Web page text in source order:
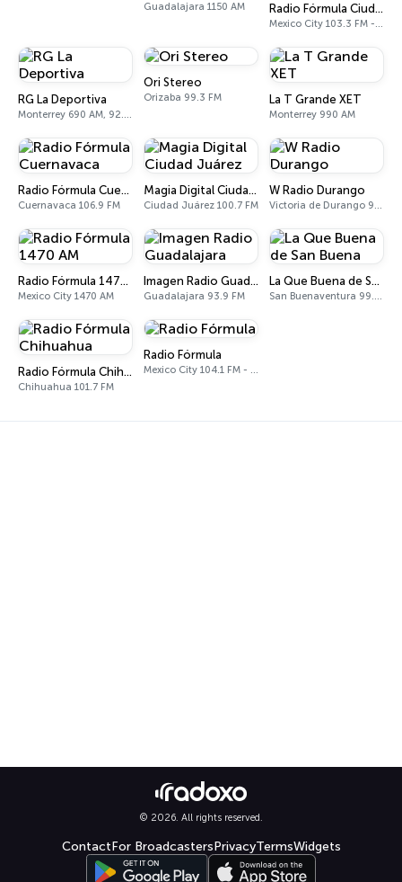
Guadalajara 1150 AM Radio Fórmula Ciudad de México
Mexico City 103.3 FM - 970 AM
RG La Deportiva
Monterrey 690 AM, 92.9 FM
Ori Stereo
Orizaba 99.3 FM La T Grande XET
Monterrey 990 AM
Radio Fórmula Cuernavaca
Cuernavaca 106.9 FM
Magia Digital Ciudad Juárez
Ciudad Juárez 100.7 FM
W Radio Durango
Victoria de Durango 92.5 FM
Radio Fórmula 1470 AM
Mexico City 1470 AM
Imagen Radio Guadalajara
Guadalajara 93.9 FM
La Que Buena de San Buena
San Buenaventura 99.5 FM
Radio Fórmula Chihuahua
Chihuahua 101.7 FM
Radio Fórmula
Mexico City 104.1 FM - 1500 AM
© 2026. All rights reserved.
ContactFor BroadcastersPrivacyTermsWidgets